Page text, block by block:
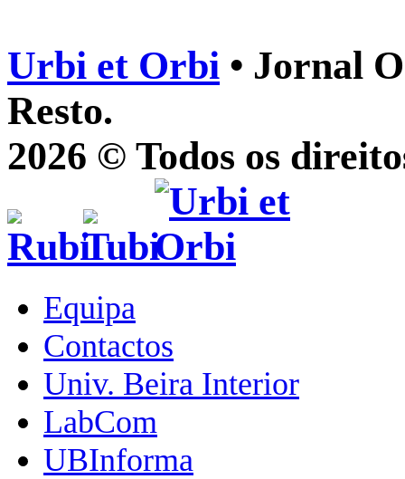
Urbi et Orbi • Jornal
Resto.
2026 © Todos os
Equipa
Contactos
Univ. Beira Interior
LabCom
UBInforma